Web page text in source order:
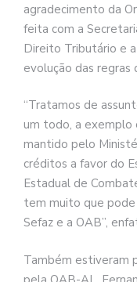
agradecimento da
feita com a
Direito Tributário e
evolução das regras
“Tratamos de
um todo, a exemplo
mantido pelo
créditos a favor do
Estadual de
tem muito que
Sefaz e a OAB”,
Também estiveram